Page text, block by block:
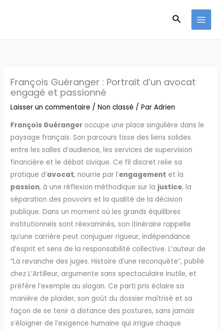
François Guéranger : Portrait d’un avocat
engagé et passionné
Laisser un commentaire /Non classé / ParAdrien
François Guéranger occupe une place singulière dans le
paysage français. Son parcours tisse des liens solides
entre les salles d’audience, les services de supervision
financière et le débat civique. Ce fil discret relie sa
pratique d’avocat, nourrie par l’engagement et la
passion, à une réflexion méthodique sur la justice, la
séparation des pouvoirs et la qualité de la décision
publique. Dans un moment où les grands équilibres
institutionnels sont réexaminés, son itinéraire rappelle
qu’une carrière peut conjuguer rigueur, indépendance
d’esprit et sens de la responsabilité collective. L’auteur de
“La revanche des juges. Histoire d’une reconquête”, publié
chez L’Artilleur, argumente sans spectaculaire inutile, et
préfère l’exemple au slogan. Ce parti pris éclaire sa
manière de plaider, son goût du dossier maîtrisé et sa
façon de se tenir à distance des postures, sans jamais
s’éloigner de l’exigence humaine qui irrigue chaque